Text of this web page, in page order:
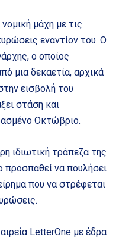
μάχη με τις
εναντίον του. Ο
ο οποίος
μια δεκαετία, αρχικά
εισβολή του
στάση και
Οκτώβριο.
ιδιωτική τράπεζα της
προσπαθεί να πουλήσει
που να στρέφεται
LetterOne με έδρα